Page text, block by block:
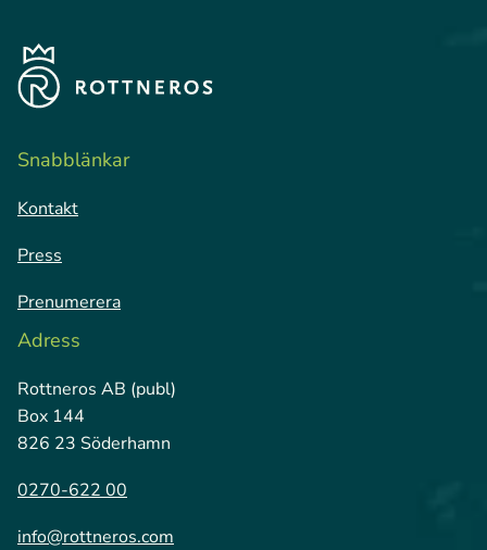
Snabblänkar
Kontakt
Press
Prenumerera
Adress
Rottneros AB (publ)
Box 144
826 23 Söderhamn
0270-622 00
info@rottneros.com